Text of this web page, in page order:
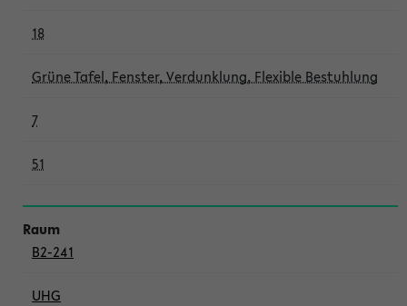
18
Grüne Tafel, Fenster, Verdunklung, Flexible Bestuhlung
7
51
B2-241
UHG